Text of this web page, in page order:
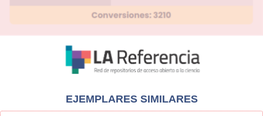
EJEMPLARES SIMILARES